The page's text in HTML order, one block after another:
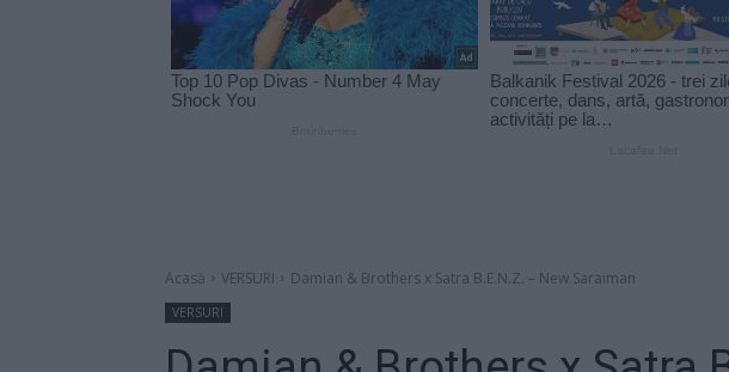
Acasă VERSURI Damian & Brothers x Satra B.E.N.Z. – New Saraiman
VERSURI